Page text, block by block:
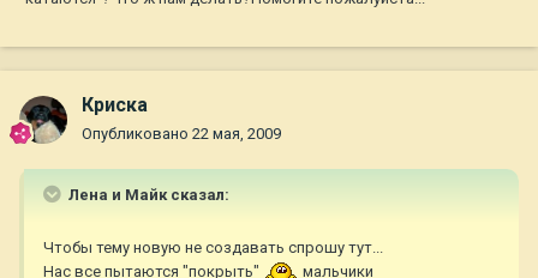
Криска
Опубликовано 22 мая, 2009
Лена и Майк сказал:
Чтобы тему новую не создавать спрошу тут...
Нас все пытаются "покрыть"
мальчики